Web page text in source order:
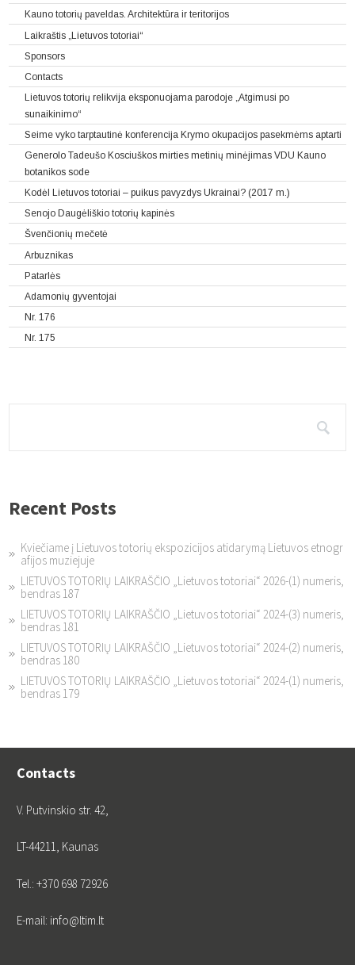
Kauno totorių paveldas. Architektūra ir teritorijos
Laikraštis „Lietuvos totoriai“
Sponsors
Contacts
Lietuvos totorių relikvija eksponuojama parodoje „Atgimusi po
sunaikinimo“
Seime vyko tarptautinė konferencija Krymo okupacijos pasekmėms aptarti
Generolo Tadeušo Kosciuškos mirties metinių minėjimas VDU Kauno
botanikos sode
Kodėl Lietuvos totoriai – puikus pavyzdys Ukrainai? (2017 m.)
Senojo Daugėliškio totorių kapinės
Švenčionių mečetė
Arbuznikas
Patarlės
Adamonių gyventojai
Nr. 176
Nr. 175
Recent Posts
Kviečiame į Lietuvos totorių ekspozicijos atidarymą Lietuvos etnogr
afijos muziejuje
LIETUVOS TOTORIŲ LAIKRAŠČIO „Lietuvos totoriai“ 2026-(1) numeris,
bendras 187
LIETUVOS TOTORIŲ LAIKRAŠČIO „Lietuvos totoriai“ 2024-(3) numeris,
bendras 181
LIETUVOS TOTORIŲ LAIKRAŠČIO „Lietuvos totoriai“ 2024-(2) numeris,
bendras 180
LIETUVOS TOTORIŲ LAIKRAŠČIO „Lietuvos totoriai“ 2024-(1) numeris,
bendras 179
Contacts
V. Putvinskio str. 42,
LT-44211, Kaunas
Tel.: +370 698 72926
E-mail: info@ltim.lt